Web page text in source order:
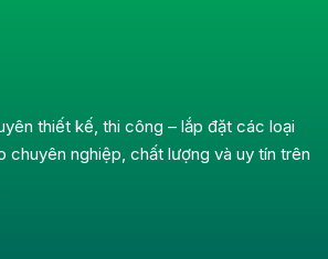
thiết kế, thi công – lắp đặt các loại
chuyên nghiệp, chất lượng và uy tín trên